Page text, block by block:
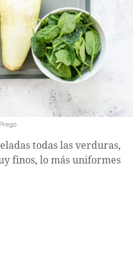
todas las verduras,
finos, lo más uniformes